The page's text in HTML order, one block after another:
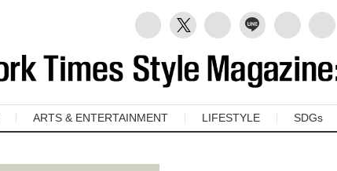
ARTS & ENTERTAINMENT LIFESTYLE SDGs